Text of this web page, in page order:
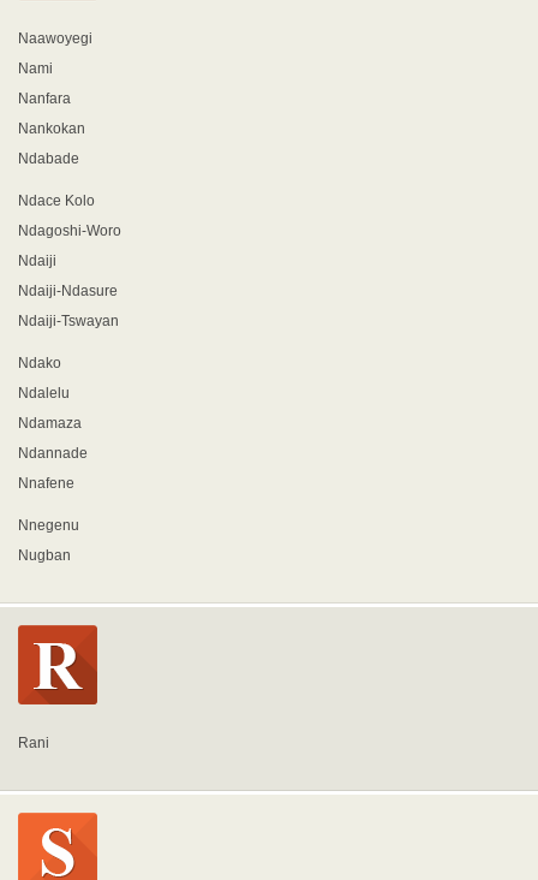
Naawoyegi
Nami
Nanfara
Nankokan
Ndabade
Ndace Kolo
Ndagoshi-Woro
Ndaiji
Ndaiji-Ndasure
Ndaiji-Tswayan
Ndako
Ndalelu
Ndamaza
Ndannade
Nnafene
Nnegenu
Nugban
Rani